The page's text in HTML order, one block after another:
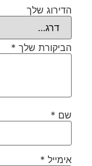
הדירוג שלך
הביקורת שלך *
שם *
אימייל *